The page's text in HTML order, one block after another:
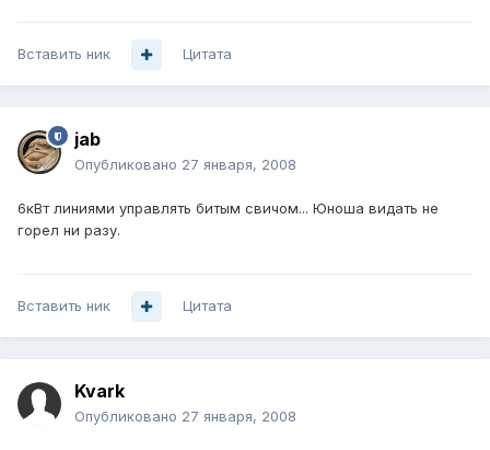
Вставить ник Цитата
jab
Опубликовано 27 января, 2008
6кВт линиями управлять битым свичом... Юноша видать не
горел ни разу.
Вставить ник Цитата
Kvark
Опубликовано 27 января, 2008